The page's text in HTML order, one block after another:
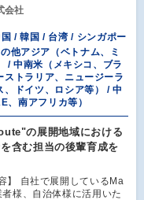
会社
/ 韓国 / 台湾 / シンガポー
他アジア（ベトナム、ミ
/ 中南米（メキシコ、ブラ
トラリア、ニュージーラ
ドイツ、ロシア等） / 中
、南アフリカ等）
の展開地域における
含む担当の後輩育成を
】 自社で展開しているMa
様、自治体様に活用いた